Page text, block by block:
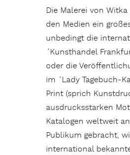
Die Malerei von
den Medien ein
unbedingt die
´Kunsthandel
oder die
im ´Lady Tagebuch-
Print (sprich
ausdrucksstarken
Katalogen weltweit
Publikum gebracht,
international